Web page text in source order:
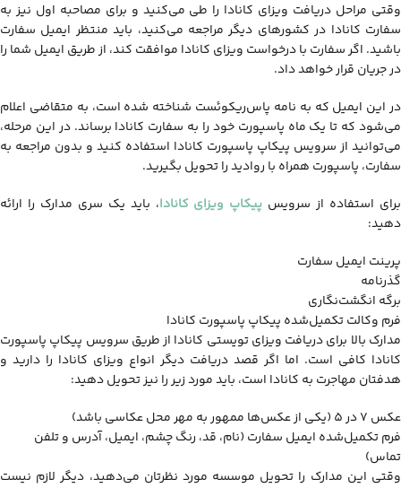
وقتی مراحل دریافت ویزای کانادا را طی می‌کنید و برای مصاحبه اول نیز به
سفارت کانادا در کشورهای دیگر مراجعه می‌کنید، باید منتظر ایمیل سفارت
باشید. اگر سفارت با درخواست ویزای کانادا موافقت کند، از طریق ایمیل شما را
در جریان قرار خواهد داد.
در این ایمیل که به نامه پاس‌ریکوئست شناخته شده است، به متقاضی اعلام
می‌شود که تا یک ماه پاسپورت خود را به سفارت کانادا برساند. در این مرحله،
می‌توانید از سرویس پیکاپ پاسپورت کانادا استفاده کنید و بدون مراجعه به
سفارت، پاسپورت همراه با روادید را تحویل بگیرید.
برای استفاده از سرویس پیکاپ ویزای کانادا، باید یک سری مدارک را ارائه
دهید:
پرینت ایمیل سفارت
گذرنامه
برگه انگشت‌نگاری
فرم وکالت تکمیل‌شده پیکاپ پاسپورت کانادا
مدارک بالا برای دریافت ویزای تویستی کانادا از طریق سرویس پیکاپ پاسپورت
کانادا کافی است. اما اگر قصد دریافت دیگر انواع ویزای کانادا را دارید و
هدفتان مهاجرت به کانادا است، باید مورد زیر را نیز تحویل دهید:
عکس 7 در 5 (یکی از عکس‌ها ممهور به مهر محل عکاسی باشد)
فرم تکمیل‌شده ایمیل سفارت (نام، قد، رنگ چشم، ایمیل، آدرس و تلفن
تماس)
وقتی این مدارک را تحویل موسسه مورد نظرتان می‌دهید، دیگر لازم نیست